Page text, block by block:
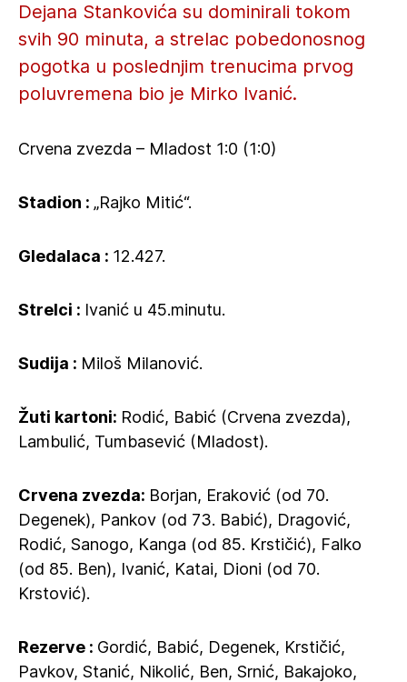
Dejana Stankovića su dominirali tokom
svih 90 minuta, a strelac pobedonosnog
pogotka u poslednjim trenucima prvog
poluvremena bio je Mirko Ivanić.
Crvena zvezda – Mladost 1:0 (1:0)
Stadion : „Rajko Mitić“.
Gledalaca : 12.427.
Strelci : Ivanić u 45.minutu.
Sudija : Miloš Milanović.
Žuti kartoni: Rodić, Babić (Crvena zvezda),
Lambulić, Tumbasević (Mladost).
Crvena zvezda: Borjan, Eraković (od 70.
Degenek), Pankov (od 73. Babić), Dragović,
Rodić, Sanogo, Kanga (od 85. Krstičić), Falko
(od 85. Ben), Ivanić, Katai, Dioni (od 70.
Krstović).
Rezerve : Gordić, Babić, Degenek, Krstičić,
Pavkov, Stanić, Nikolić, Ben, Srnić, Bakajoko,